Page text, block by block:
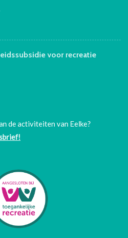
voor recreatie
de activiteiten van Eelke?